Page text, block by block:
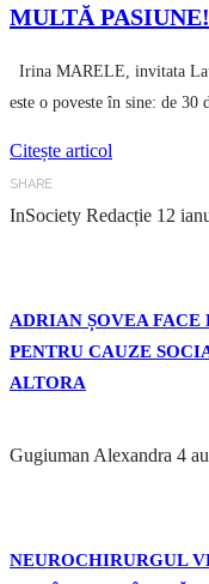
MULTĂ
Irina MARELE, invitata
este o poveste în sine: de 30
Citește articol
SHARE
InSociety Redacție 12
ADRIAN ȘOVEA FACE
PENTRU CAUZE
ALTORA
Gugiuman Alexandra 4
NEUROCHIRURGUL